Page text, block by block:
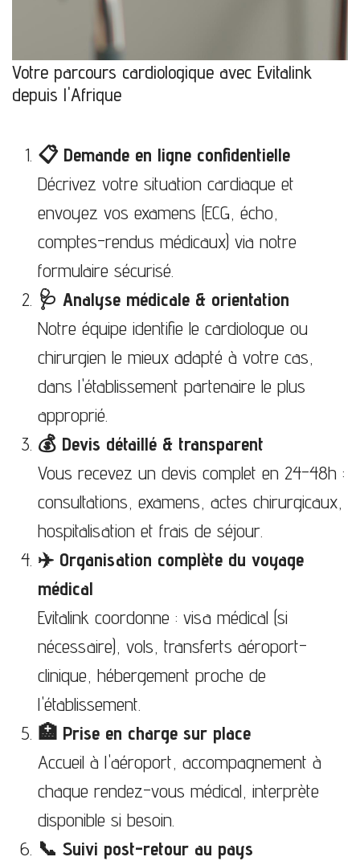
Votre parcours cardiologique avec Evitalink
depuis l'Afrique
📋 Demande en ligne confidentielle
Décrivez votre situation cardiaque et
envoyez vos examens (ECG, écho,
comptes-rendus médicaux) via notre
formulaire sécurisé.
🩺 Analyse médicale & orientation
Notre équipe identifie le cardiologue ou
chirurgien le mieux adapté à votre cas,
dans l'établissement partenaire le plus
approprié.
💰 Devis détaillé & transparent
Vous recevez un devis complet en 24-48h :
consultations, examens, actes chirurgicaux,
hospitalisation et frais de séjour.
✈️ Organisation complète du voyage
médical
Evitalink coordonne : visa médical (si
nécessaire), vols, transferts aéroport-
clinique, hébergement proche de
l'établissement.
🏥 Prise en charge sur place
Accueil à l'aéroport, accompagnement à
chaque rendez-vous médical, interprète
disponible si besoin.
📞 Suivi post-retour au pays